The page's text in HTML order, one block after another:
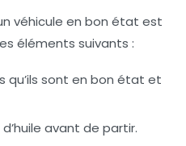
véhicule en bon état est
éléments suivants :
qu’ils sont en bon état et
avant de partir.